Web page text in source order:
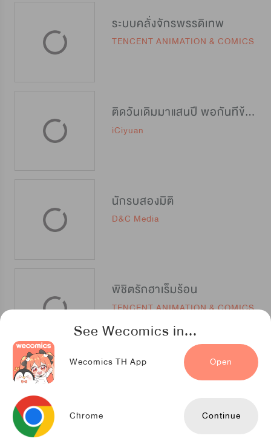
See Wecomics in...
Wecomics TH App Open
Chrome Continue
ระบบคลั่งจักรพรรดิเทพ
TENCENT ANIMATION & COMICS
ติดวันเดิมมาแสนปี พอกันทีข้าขอเทพ
iCiyuan
นักรบสองมิติ
D&C Media
พิชิตรักฮาเร็มร้อน
TENCENT ANIMATION & COMICS
การรุกรานของจักรพรรดิอมตะ